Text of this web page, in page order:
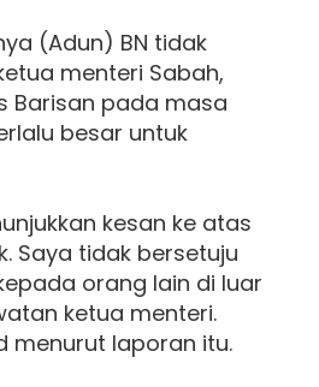
(Adun) BN tidak
menteri Sabah,
Barisan pada masa
besar untuk
kesan ke atas
Saya tidak bersetuju
orang lain di luar
ketua menteri.
menurut laporan itu.